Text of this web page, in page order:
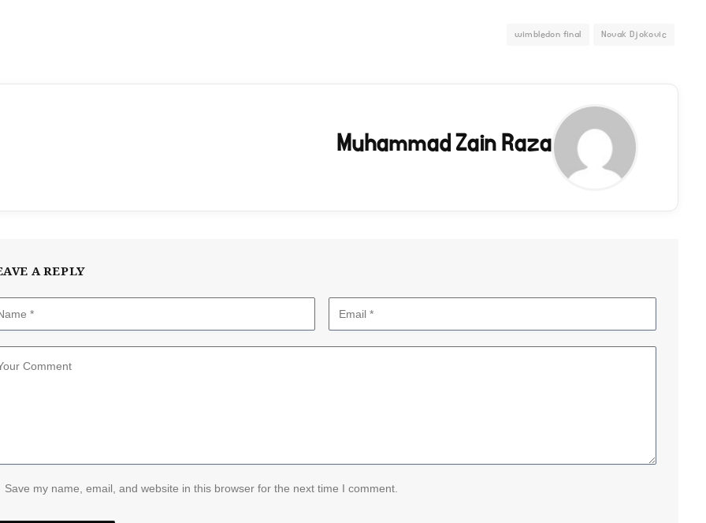
Novak Djokovic
wimbledon final
Muhammad Zain Raza
A REPLY
Save my name, email, and website in this browser for the next time I comment.